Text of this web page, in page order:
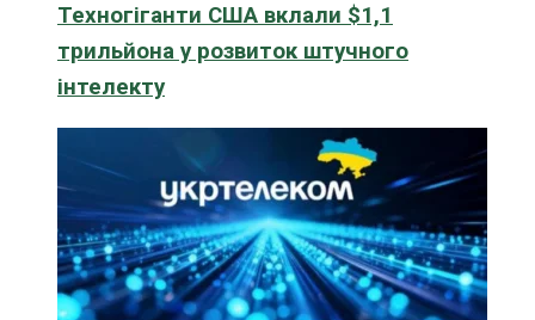
Техногіганти США вклали $1,1
трильйона у розвиток штучного
інтелекту